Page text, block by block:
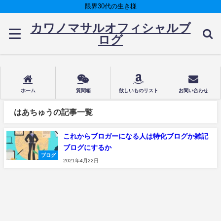
限界30代の生き様
カワノマサルオフィシャルブ
ログ
ホーム 質問箱 欲しいものリスト お問い合わせ
はあちゅうの記事一覧
ブログ
これからブロガーになる人は特化ブログか雑記
ブログにするか
2021年4月22日